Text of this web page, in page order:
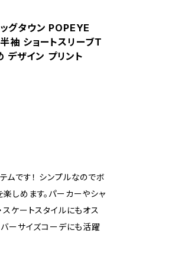
グタウン POPEYE
ショートスリーブT
ザイン プリント
です！ シンプルなのでボ
しめます。パーカーやシャ
スケートスタイルにもオス
バーサイズコーデにも活躍